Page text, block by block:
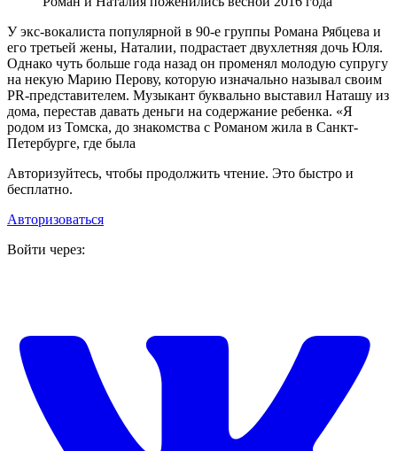
Уэкс-вокалиста популярной в 90-е группы Романа Рябцева и
его третьей жены, Наталии, подрастает двухлетняя дочь Юля.
Однако чуть больше года назад он променял молодую супругу
на некую Марию Перову, которую изначально называл своим
PR-представителем. Музыкант буквально выставил Наташу из
дома, перестав давать деньги на содержание ребенка. «Я
родом из Томска, до знакомства с Романом жила в Санкт-
Петербурге, где была
Авторизуйтесь, чтобы продолжить чтение. Это быстро и
бесплатно.
Авторизоваться
Войти через: